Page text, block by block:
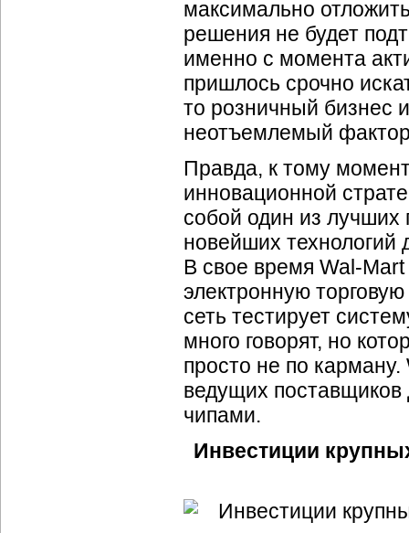
максимально
решения не будет
именно с момента
пришлось срочно
то розничный бизнес
неотъемлемый
Правда, к тому
инновационной
собой один из лучших
новейших технологий
В свое время Wal-
электронную
сеть тестирует
много говорят, но
просто не по карману.
ведущих
чипами.
Инвестиции